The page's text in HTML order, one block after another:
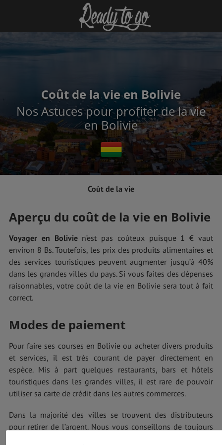
Coût de la vie en Bolivie
Nos Astuces pour profiter de la vie
en Bolivie
Coût de la vie
Aperçu du coût de la vie en Bolivie
Voyager en Bolivien’est pas coûteux puisque 1 € vaut
environ 8 Bs. Toutefois, les prix des produits alimentaires et
des services touristiques peuvent augmenter jusqu’à 40%
dans les grandes villes du pays. Si vous faites des dépenses
raisonnables, votre coût de la vie en Bolivie sera tout à fait
correct.
Modes de paiement
Pour faire ses courses en Bolivie ou acheter divers produits
et services, il est très courant de payer directement en
espèce. Mis à part quelques restaurants, bars et hôtels
touristiques dans les grandes villes, il est rare de pouvoir
utiliser sa carte de crédit dans les autres commerces.
Dans la majorité des villes se trouvent des distributeurs
pour retirer de l’argent. Nous vous conseillons de toujours